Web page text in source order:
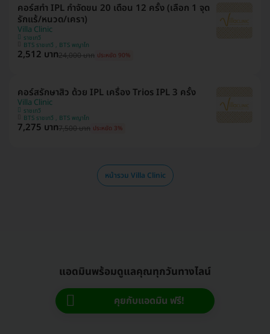
คอร์สทำ IPL กำจัดขน 20 เดือน 12 ครั้ง (เลือก 1 จุด
รักแร้/หนวด/เครา)
Villa Clinic
ราชเทวี
BTS ราชเทวี , BTS พญาไท
2,512 บาท24,000 บาท ประหยัด 90%
คอร์สรักษาสิว ด้วย IPL เครื่อง Trios IPL 3 ครั้ง
Villa Clinic
ราชเทวี
BTS ราชเทวี , BTS พญาไท
7,275 บาท7,500 บาท ประหยัด 3%
หน้ารวม Villa Clinic
แอดมินพร้อมดูแลคุณทุกวันทางไลน์
คุยกับแอดมิน ฟรี!